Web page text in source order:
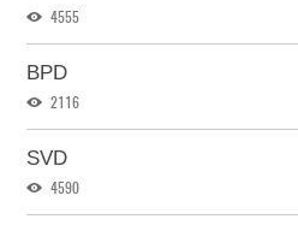
4555
BPD
2116
SVD
4590